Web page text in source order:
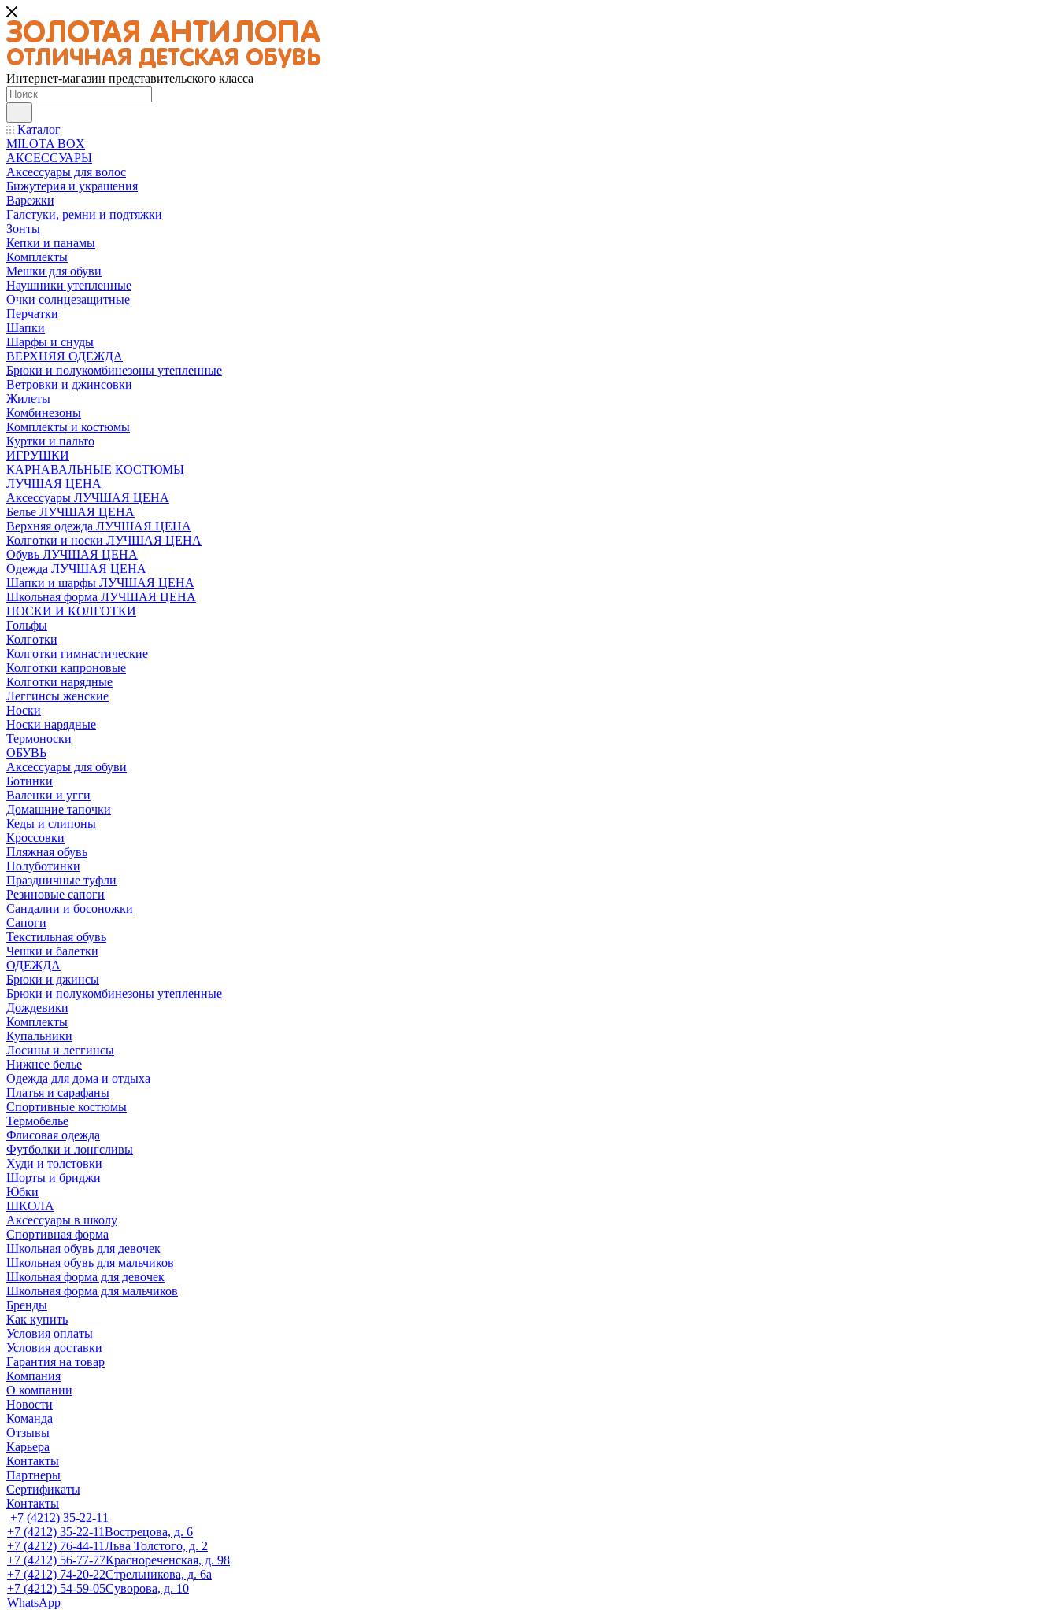
Интернет-магазин представительского класса
Каталог
MILOTA BOX
АКСЕССУАРЫ
Аксессуары для волос
Бижутерия и украшения
Варежки
Галстуки, ремни и подтяжки
Зонты
Кепки и панамы
Комплекты
Мешки для обуви
Наушники утепленные
Очки солнцезащитные
Перчатки
Шапки
Шарфы и снуды
ВЕРХНЯЯ ОДЕЖДА
Брюки и полукомбинезоны утепленные
Ветровки и джинсовки
Жилеты
Комбинезоны
Комплекты и костюмы
Куртки и пальто
ИГРУШКИ
КАРНАВАЛЬНЫЕ КОСТЮМЫ
ЛУЧШАЯ ЦЕНА
Аксессуары ЛУЧШАЯ ЦЕНА
Белье ЛУЧШАЯ ЦЕНА
Верхняя одежда ЛУЧШАЯ ЦЕНА
Колготки и носки ЛУЧШАЯ ЦЕНА
Обувь ЛУЧШАЯ ЦЕНА
Одежда ЛУЧШАЯ ЦЕНА
Шапки и шарфы ЛУЧШАЯ ЦЕНА
Школьная форма ЛУЧШАЯ ЦЕНА
НОСКИ И КОЛГОТКИ
Гольфы
Колготки
Колготки гимнастические
Колготки капроновые
Колготки нарядные
Леггинсы женские
Носки
Носки нарядные
Термоноски
ОБУВЬ
Аксессуары для обуви
Ботинки
Валенки и угги
Домашние тапочки
Кеды и слипоны
Кроссовки
Пляжная обувь
Полуботинки
Праздничные туфли
Резиновые сапоги
Сандалии и босоножки
Сапоги
Текстильная обувь
Чешки и балетки
ОДЕЖДА
Брюки и джинсы
Брюки и полукомбинезоны утепленные
Дождевики
Комплекты
Купальники
Лосины и леггинсы
Нижнее белье
Одежда для дома и отдыха
Платья и сарафаны
Спортивные костюмы
Термобелье
Флисовая одежда
Футболки и лонгсливы
Худи и толстовки
Шорты и бриджи
Юбки
ШКОЛА
Аксессуары в школу
Спортивная форма
Школьная обувь для девочек
Школьная обувь для мальчиков
Школьная форма для девочек
Школьная форма для мальчиков
Бренды
Как купить
Условия оплаты
Условия доставки
Гарантия на товар
Компания
О компании
Новости
Команда
Отзывы
Карьера
Контакты
Партнеры
Сертификаты
Контакты
+7 (4212) 35-22-11
+7 (4212) 35-22-11Вострецова, д. 6
+7 (4212) 76-44-11Льва Толстого, д. 2
+7 (4212) 56-77-77Краснореченская, д. 98
+7 (4212) 74-20-22Стрельникова, д. 6а
+7 (4212) 54-59-05Суворова, д. 10
WhatsApp